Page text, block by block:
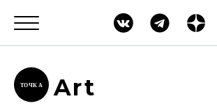
ТОЧК А Art